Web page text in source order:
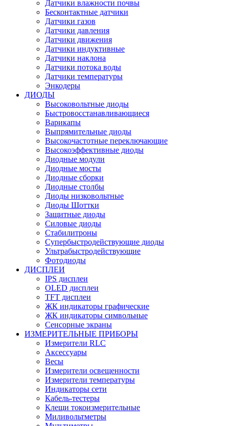
Датчики влажности почвы
Бесконтактные датчики
Датчики газов
Датчики давления
Датчики движения
Датчики индуктивные
Датчики наклона
Датчики потока воды
Датчики температуры
Энкодеры
ДИОДЫ
Высоковольтные диоды
Быстровосстанавливающиеся
Варикапы
Выпрямительные диоды
Высокочастотные переключающие
Высокоэффективные диоды
Диодные модули
Диодные мосты
Диодные сборки
Диодные столбы
Диоды низковольтные
Диоды Шоттки
Защитные диоды
Силовые диоды
Стабилитроны
Супербыстродействующие диоды
Ультрабыстродействующие
Фотодиоды
ДИСПЛЕИ
IPS дисплеи
OLED дисплеи
TFT дисплеи
ЖК индикаторы графические
ЖК индикаторы символьные
Сенсорные экраны
ИЗМЕРИТЕЛЬНЫЕ ПРИБОРЫ
Измерители RLC
Аксессуары
Весы
Измерители освещенности
Измерители температуры
Индикаторы сети
Кабель-тестеры
Клещи токоизмерительные
Миливольтметры